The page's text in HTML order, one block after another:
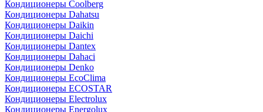
Кондиционеры Coolberg
Кондиционеры Dahatsu
Кондиционеры Daikin
Кондиционеры Daichi
Кондиционеры Dantex
Кондиционеры Dahaci
Кондиционеры Denko
Кондиционеры EcoClima
Кондиционеры ECOSTAR
Кондиционеры Electrolux
Кондиционеры Energolux